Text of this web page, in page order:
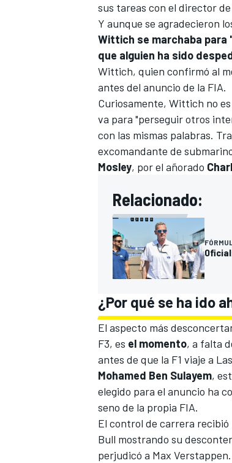
MÁS CATEGORÍAS
sus tareas con el director
Y aunque se agradecieron
Wittich se marchaba
que alguien ha sido
Wittich, quien confirmó al
antes del anuncio de la FIA.
Curiosamente, Wittich no
va para "perseguir otros
con las mismas palabras.
excomandante de
Mosley, por el añorado
Relacionado:
¿Por qué se ha ido
El aspecto más
F3, es el momento, a falta
antes de que la F1 viaje a
Mohamed Ben Sulayem,
elegido para el anuncio ha
seno de la propia FIA.
El control de carrera
Bull mostrando su
perjudicó a Max Verstappen